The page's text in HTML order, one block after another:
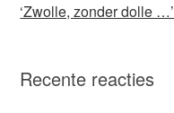
‘Zwolle, zonder dolle …’
Recente reacties